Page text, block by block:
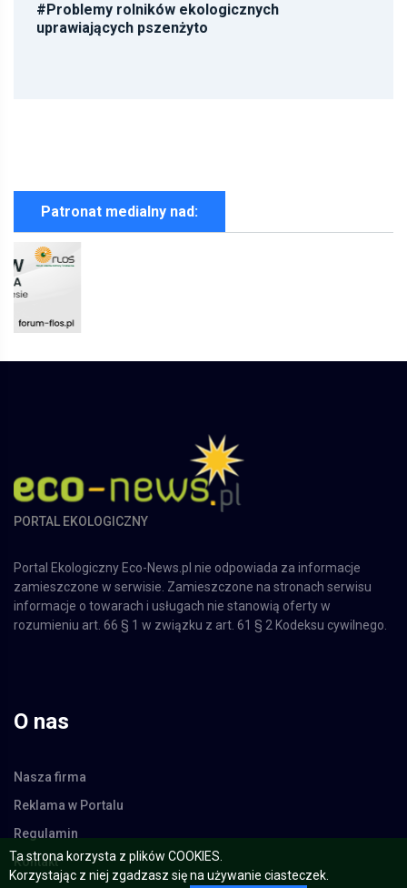
# Problemy rolników ekologicznych
uprawiających pszenżyto
Patronat medialny nad:
PORTAL EKOLOGICZNY
zamieszczone w serwisie. Zamieszczone na stronach serwisu
informacje o towarach i usługach nie stanowią oferty w
rozumieniu art. 66 § 1 w związku z art. 61 § 2 Kodeksu cywilnego.
O nas
Kontakt
© Copyright 02.2015 - 2026 Portal Ekologiczny -Eco-News.pl
Ta strona korzysta z plików COOKIES.
Korzystając z niej zgadzasz się na używanie ciasteczek.